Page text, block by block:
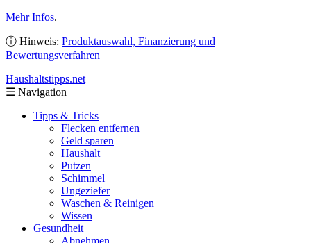
Mehr Infos.
ⓘ Hinweis: Produktauswahl, Finanzierung und
Bewertungsverfahren
Haushaltstipps.net
☰ Navigation
Tipps & Tricks
Flecken entfernen
Geld sparen
Haushalt
Putzen
Schimmel
Ungeziefer
Waschen & Reinigen
Wissen
Gesundheit
Abnehmen